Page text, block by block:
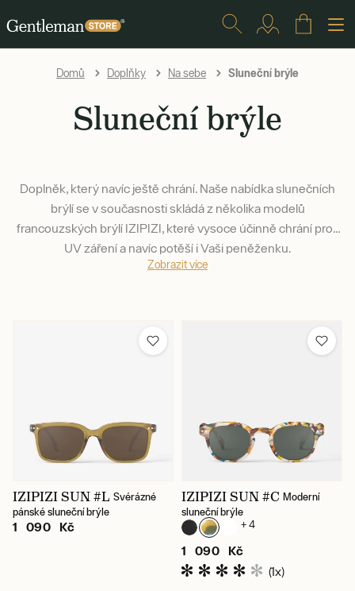
Domů Doplňky Na sebe Sluneční brýle
Sluneční brýle
Doplněk, který navíc ještě chrání. Naše nabídka slunečních
brýlí se v současnosti skládá z několika modelů
francouzských brýlí IZIPIZI, které vysoce účinně chrání proti
UV záření a navíc potěší i Vaši peněženku.
Zobrazit více
IZIPIZI SUN #L Svérázné
pánské sluneční brýle
1 090 Kč
IZIPIZI SUN #C Moderní
sluneční brýle
+ 4
1 090 Kč
(1x)